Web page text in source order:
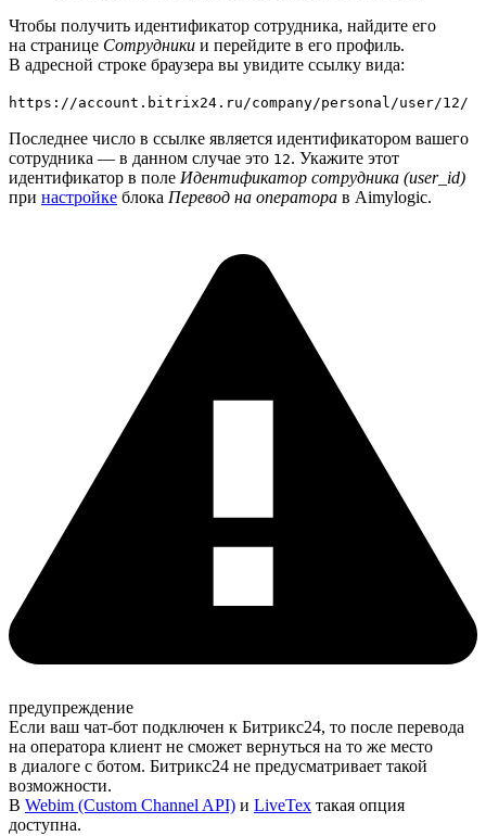
Чтобы получить идентификатор сотрудника, найдите его
на странице Сотрудники и перейдите в его профиль.
В адресной строке браузера вы увидите ссылку вида:
https://account.bitrix24.ru/company/personal/user/12/
Последнее число в ссылке является идентификатором вашего
сотрудника — в данном случае это 12. Укажите этот
идентификатор в поле Идентификатор сотрудника (user_id)
при настройке блока Перевод на оператора в Aimylogic.
предупреждение
Если ваш чат-бот подключен к Битрикс24, то после перевода
на оператора клиент не сможет вернуться на то же место
в диалоге с ботом. Битрикс24 не предусматривает такой
возможности.
В Webim (Custom Channel API) и LiveTex такая опция
доступна.